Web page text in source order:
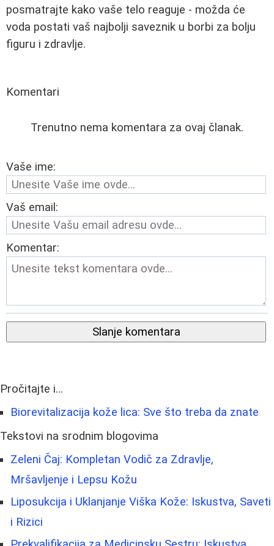
posmatrajte kako vaše telo reaguje - možda će
voda postati vaš najbolji saveznik u borbi za bolju
figuru i zdravlje.
Komentari
Trenutno nema komentara za ovaj članak.
Vaše ime:
Vaš email:
Komentar:
Slanje komentara
Pročitajte i...
Biorevitalizacija kože lica: Sve što treba da znate
Tekstovi na srodnim blogovima
Zeleni Čaj: Kompletan Vodič za Zdravlje,
Mršavljenje i Lepsu Kožu
Liposukcija i Uklanjanje Viška Kože: Iskustva, Saveti
i Rizici